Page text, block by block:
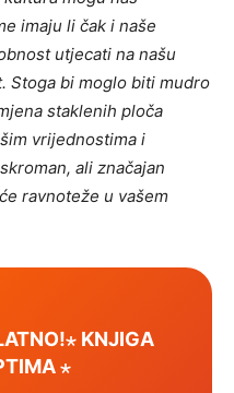
imaju li čak i naše
utjecati na našu
Stoga bi moglo biti mudro
staklenih ploča
vrijednostima i
ali značajan
ravnoteže u vašem
KNJIGA
⋆